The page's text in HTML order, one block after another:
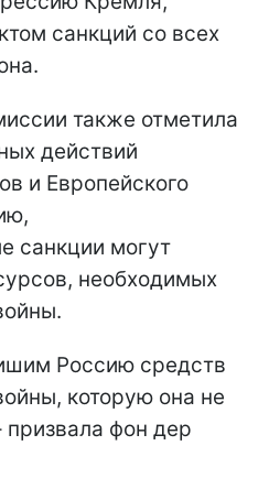
санкций со всех
также отметила
действий
и Европейского
санкции могут
необходимых
Россию средств
которую она не
фон дер